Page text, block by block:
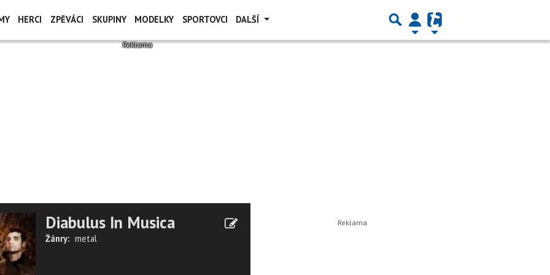
HERCI ZPĚVÁCI SKUPINY MODELKY SPORTOVCI DALŠÍ
Diabulus In Musica
Žánry: metal